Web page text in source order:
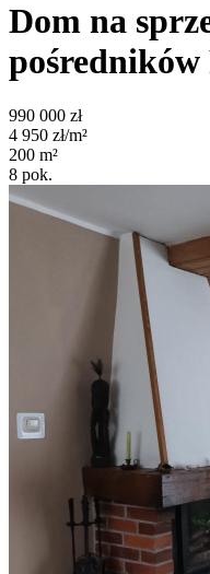
Dom na
pośredników
990 000 zł
4 950 zł/m²
200 m²
8 pok.